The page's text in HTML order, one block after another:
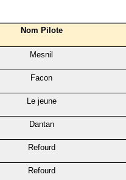
Nom Pilote
Mesnil
Facon
Le jeune
Dantan
Refourd
Refourd